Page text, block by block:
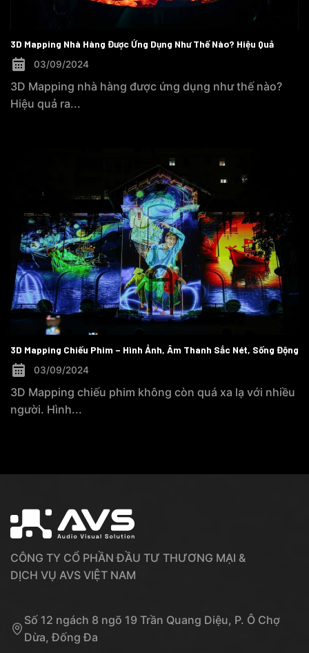
3D Mapping Nhà Hàng Được Ứng Dụng Như Thế Nào? Hiệu Quả
03/09/2024
3D Mapping nhà hàng được ứng dụng như thế nào?
Hiệu quả ra...
3D Mapping Chiếu Phim – Hình Ảnh, Âm Thanh Sắc Nét, Sống Động
03/09/2024
3D Mapping chiếu phim không còn quá xa lạ với nhiều
người. Hình...
CÔNG TY CỔ PHẦN ĐẦU TƯ THƯƠNG MẠI &
DỊCH VỤ AVS VIỆT NAM
Số 12 ngách 8 ngõ 19 Trần Quang Diệu, P. Ô Chợ
Dừa, Đống Đa